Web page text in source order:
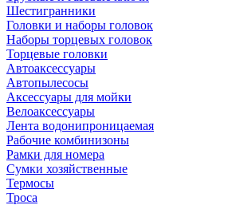
Шестигранники
Головки и наборы головок
Наборы торцевых головок
Торцевые головки
Автоаксессуары
Автопылесосы
Аксессуары для мойки
Велоаксессуары
Лента водонипроницаемая
Рабочие комбинизоны
Рамки для номера
Сумки хозяйственные
Термосы
Троса